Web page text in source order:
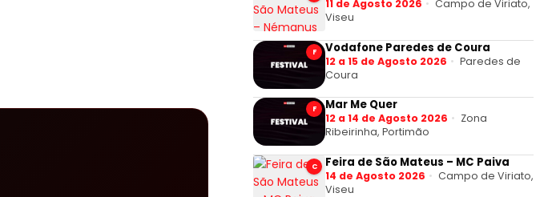
11 de Agosto 2026
Campo de Viriato,
Viseu
F Vodafone Paredes de Coura
12 a 15 de Agosto 2026
Paredes de
Coura
F Mar Me Quer
12 a 14 de Agosto 2026
Zona
Ribeirinha, Portimão
C Feira de São Mateus – MC Paiva
14 de Agosto 2026
Campo de Viriato,
Viseu